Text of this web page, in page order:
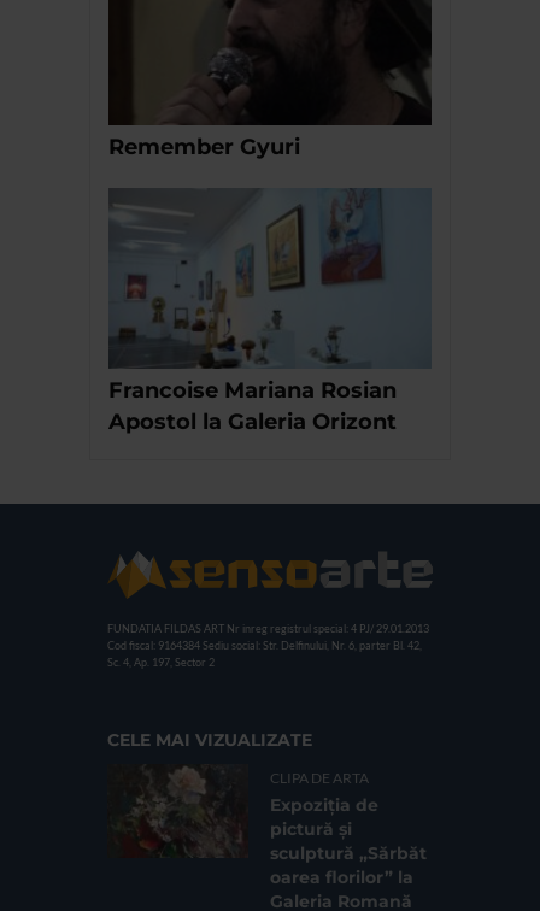
Remember Gyuri
Francoise Mariana Rosian
Apostol la Galeria Orizont
FUNDATIA FILDAS ART Nr inreg registrul special: 4 PJ/ 29.01.2013
Cod fiscal: 9164384 Sediu social: Str. Delfinului, Nr. 6, parter Bl. 42,
Sc. 4, Ap. 197, Sector 2
CELE MAI VIZUALIZATE
CLIPA DE ARTA
Expoziția de
pictură și
sculptură „Sărbăt
oarea florilor” la
Galeria Romană